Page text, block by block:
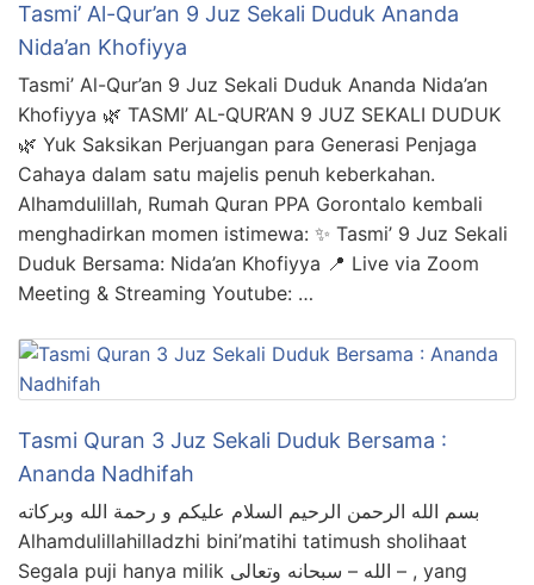
Tasmi’ Al-Qur’an 9 Juz Sekali Duduk Ananda
Nida’an Khofiyya
Tasmi’ Al-Qur’an 9 Juz Sekali Duduk Ananda Nida’an
Khofiyya 🌿 TASMI’ AL-QUR’AN 9 JUZ SEKALI DUDUK
🌿 Yuk Saksikan Perjuangan para Generasi Penjaga
Cahaya dalam satu majelis penuh keberkahan.
Alhamdulillah, Rumah Quran PPA Gorontalo kembali
menghadirkan momen istimewa: ✨ Tasmi’ 9 Juz Sekali
Duduk Bersama: Nida’an Khofiyya 📍 Live via Zoom
Meeting & Streaming Youtube: …
Tasmi Quran 3 Juz Sekali Duduk Bersama :
Ananda Nadhifah
بسم الله الرحمن الرحيم السلام عليكم و رحمة الله وبركاته
Alhamdulillahilladzhi bini’matihi tatimush sholihaat
Segala puji hanya milik الله – سبحانه وتعالى – , yang